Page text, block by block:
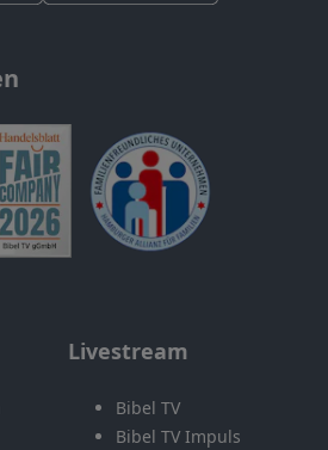
Livestream
Bibel TV
Bibel TV Impuls